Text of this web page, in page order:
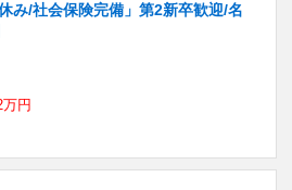
み/社会保険完備」第2新卒歓迎/名
円